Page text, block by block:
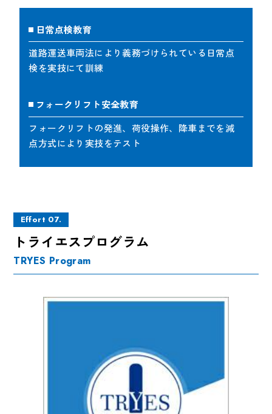
日常点検教育
道路運送車両法により義務づけられている日常点
検を実技にて訓練
フォークリフト安全教育
フォークリフトの発進、荷役操作、降車までを減
点方式により実技をテスト
Effort 07.
トライエスプログラム
TRYES Program